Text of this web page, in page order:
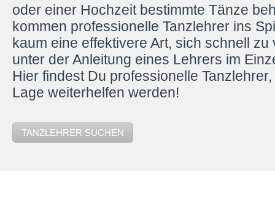
oder einer Hochzeit bestimmte Tänze
kommen professionelle Tanzlehrer ins
kaum eine effektivere Art, sich schnell
unter der Anleitung eines Lehrers im
Hier findest Du professionelle
Lage weiterhelfen werden!
TANZLEHRER SUCHEN